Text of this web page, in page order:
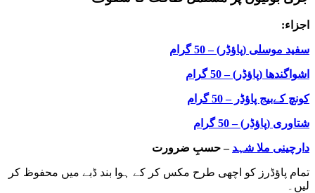
اجزاء:
سفید موسلی (پاؤڈر) – 50 گرام
اشواگندھا (پاؤڈر) – 50 گرام
کونچ کےبیج پاؤڈر – 50 گرام
شتاوری (پاؤڈر) – 50 گرام
دارچینی ملا شہد – حسبِ ضرورت
تمام پاؤڈرز کو اچھی طرح مکس کر کے ہوا بند ڈبے میں محفوظ کر
لیں۔